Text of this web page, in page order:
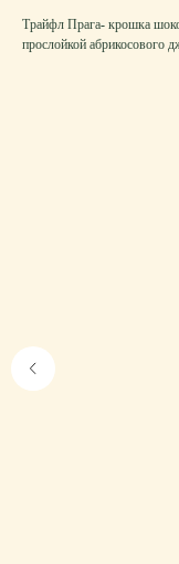
Трайфл Прага- крошка
прослойкой абрикосового